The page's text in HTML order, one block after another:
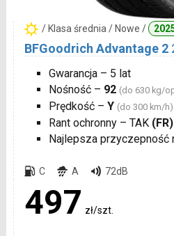
/ Klasa średnia / Nowe /
BFGoodrich Advantage 2
Gwarancja – 5 lat
Nośność – 92 (do 630 kg/
Prędkość – Y (do 300 km/h)
Rant ochronny – TAK (FR)
Najlepsza przyczepność
C A 72dB
497 zł/szt.